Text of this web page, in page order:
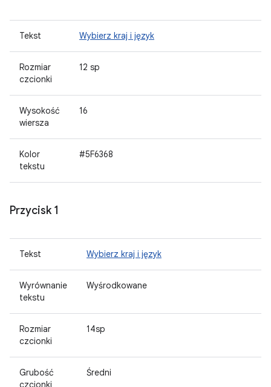
Tekst Wybierz kraj i język
Rozmiar
czcionki
12 sp
Wysokość
wiersza
16
Kolor
tekstu
#5F6368
Przycisk 1
Tekst Wybierz kraj i język
Wyrównanie
tekstu
Wyśrodkowane
Rozmiar
czcionki
14sp
Grubość
czcionki
Średni